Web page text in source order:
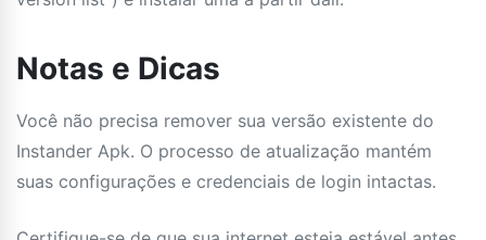
Notas e Dicas
Você não precisa remover sua versão existente do
Instander Apk. O processo de atualização mantém
suas configurações e credenciais de login intactas.